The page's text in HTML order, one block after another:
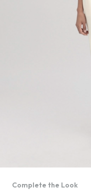
Complete the Look